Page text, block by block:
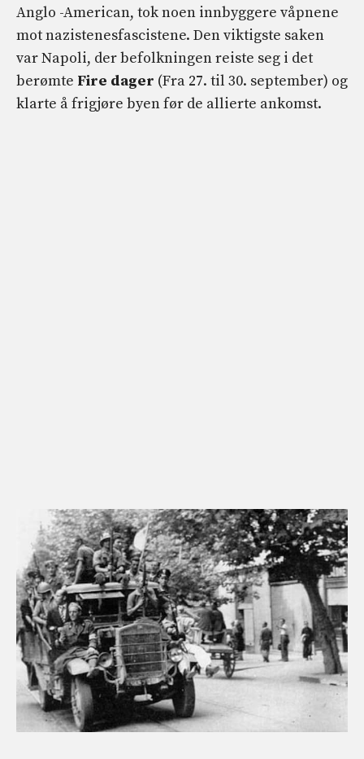
Anglo -American, tok noen innbyggere våpnene
mot nazistenesfascistene. Den viktigste saken
var Napoli, der befolkningen reiste seg i det
berømte Fire dager (Fra 27. til 30. september) og
klarte å frigjøre byen før de allierte ankomst.